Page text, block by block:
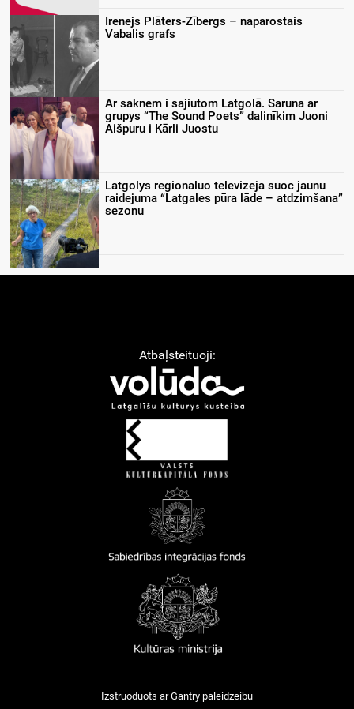
Irenejs Plāters-Zībergs – naparostais
Vabalis grafs
Ar saknem i sajiutom Latgolā. Saruna ar
grupys “The Sound Poets” dalinīkim Juoni
Aišpuru i Kārli Juostu
Latgolys regionaluo televizeja suoc jaunu
raidejuma “Latgales pūra lāde – atdzimšana”
sezonu
Atbaļsteituoji:
Izstruoduots arGantry paleidzeibu